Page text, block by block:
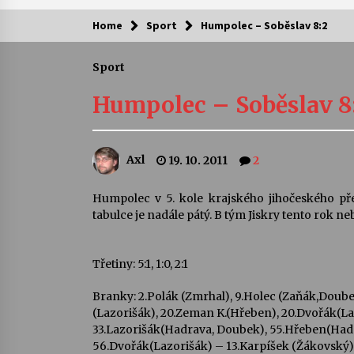
Kam za kulturou?
Camerata a Sukuba Ensemble
4. 8. 2026
Pozvánka na integrační festival
Quijotova šedesátka: 28. 7.–1. 8.
28. 7. 2026
Za kulturou kousek za Humpolec. V
Želivě ožije odkaz Josefa Čapka
13. 7. 2026
Home Sport Humpolec – Soběslav 8:2
Sport
Humpolec – Soběslav
Axl 19. 10. 2011 2
Humpolec v 5. kole krajského jihočeského
tabulce je nadále pátý. B tým Jiskry tento rok
Třetiny: 5:1, 1:0, 2:1
Branky: 2.Polák (Zmrhal), 9.Holec
(Lazorišák), 20.Zeman K.(Hřeben),
33.Lazorišák(Hadrava, Doubek),
56.Dvořák(Lazorišák) – 13.Karpíšek